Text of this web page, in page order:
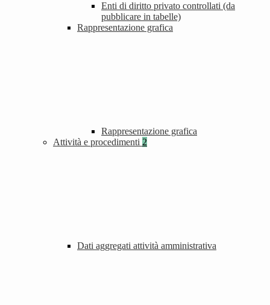
Enti di diritto privato controllati (da
pubblicare in tabelle)
Rappresentazione grafica
Rappresentazione grafica
Attività e procedimenti 2
Dati aggregati attività amministrativa